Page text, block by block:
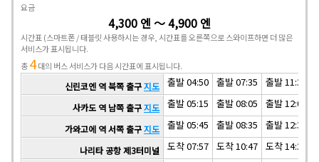
요금
4,300 엔 ～ 4,900 엔
시간표 (스마트폰 / 태블릿 사용하시는 경우, 시간표를 오른쪽으로 스와이프하면 더 많은
서비스가 표시됩니다.
총4대의 버스 서비스가 다음 시간표에 표시됩니다.
신린코엔 역 북쪽 출구지도 출발 04:50 출발 07:35 출발 11:30
사카도 역 남쪽 출구지도 출발 05:15 출발 08:05 출발 12:00
가와고에 역 서쪽 출구지도 출발 05:45 출발 08:35 출발 12:30
나리타 공항 제3터미널 도착 07:57 도착 10:47 도착 14:37